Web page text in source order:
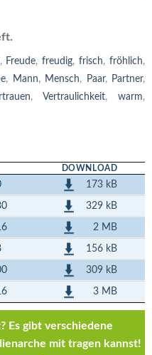
, Freude,freudig,frisch,fröhlich,
, Mann, Mensch, Paar, Partner,
, Vertraulichkeit, warm,
DOWNLOAD
173 kB
329 kB
2 MB
156 kB
309 kB
3 MB
Es gibt verschiedene
mit tragen kannst!